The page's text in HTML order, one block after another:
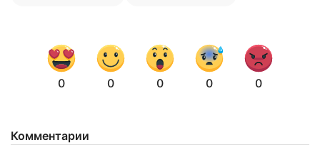
0 0 0 0 0
Комментарии